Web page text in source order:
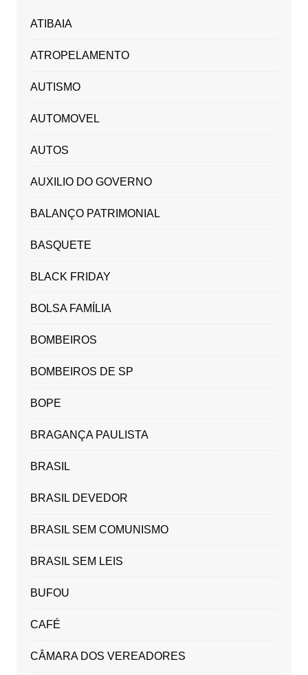
ATIBAIA
ATROPELAMENTO
AUTISMO
AUTOMOVEL
AUTOS
AUXILIO DO GOVERNO
BALANÇO PATRIMONIAL
BASQUETE
BLACK FRIDAY
BOLSA FAMÍLIA
BOMBEIROS
BOMBEIROS DE SP
BOPE
BRAGANÇA PAULISTA
BRASIL
BRASIL DEVEDOR
BRASIL SEM COMUNISMO
BRASIL SEM LEIS
BUFOU
CAFÉ
CÂMARA DOS VEREADORES